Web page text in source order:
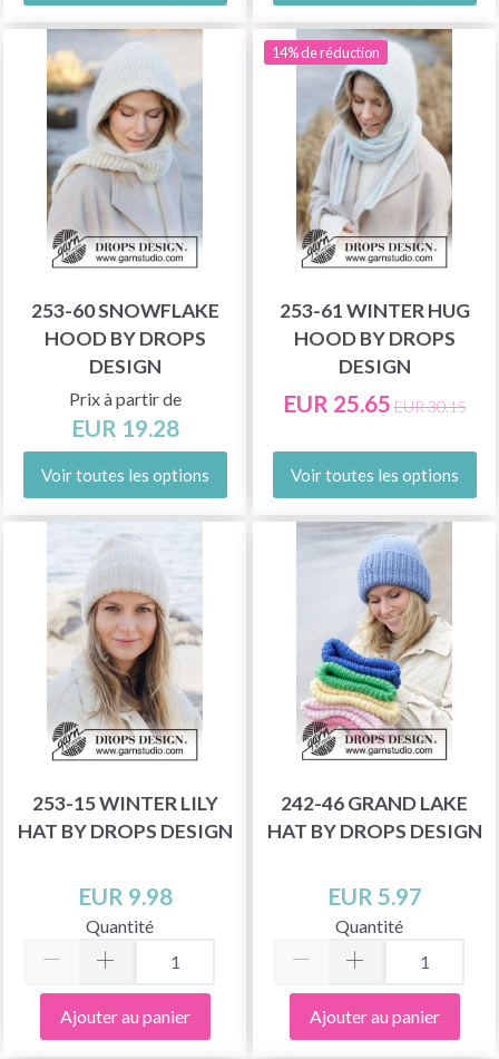
253-60 SNOWFLAKE
HOOD BY DROPS
DESIGN
Prix à partir de
EUR 19.28
Voir toutes les options
14% de réduction
253-61 WINTER HUG
HOOD BY DROPS
DESIGN
EUR 25.65 EUR 30.15
Voir toutes les options
253-15 WINTER LILY
HAT BY DROPS DESIGN
EUR 9.98
Quantité
Ajouter au panier
242-46 GRAND LAKE
HAT BY DROPS DESIGN
EUR 5.97
Quantité
Ajouter au panier